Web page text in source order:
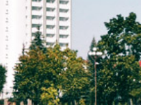
Минсельхозпрода